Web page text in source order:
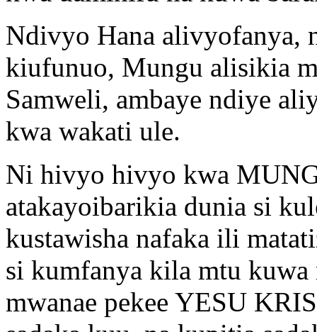
Ndivyo Hana alivyofanya,
kiufunuo, Mungu alisikia
Samweli, ambaye ndiye
kwa wakati ule.
Ni hivyo hivyo kwa
atakayoibarikia dunia si
kustawisha nafaka ili
si kumfanya kila mtu
mwanae pekee YESU